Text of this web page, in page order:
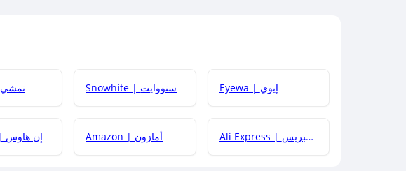
Namshi | نمشي Snowhite | سنووايت Eyewa | إيوي
In-House | إن هاوس Amazon | أمازون Ali Express | علي إكسبريس